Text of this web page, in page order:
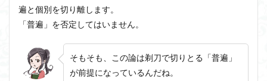
遍と個別を切り離します。
「普遍」を否定してはいません。
そもそも、この論は剃刀で切りとる「普遍」
が前提になっているんだね。